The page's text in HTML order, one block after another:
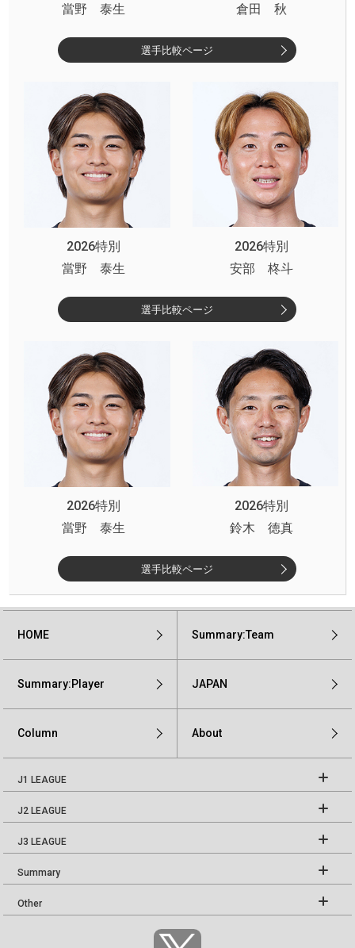
當野 泰生
倉田 秋
選手比較ページ
2026特別
2026特別
當野 泰生
安部 柊斗
選手比較ページ
2026特別
2026特別
當野 泰生
鈴木 徳真
選手比較ページ
HOME Summary:Team
Summary:Player JAPAN
Column About
J1 LEAGUE
J2 LEAGUE
J3 LEAGUE
Summary
Other